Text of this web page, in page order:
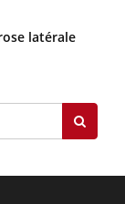
latérale